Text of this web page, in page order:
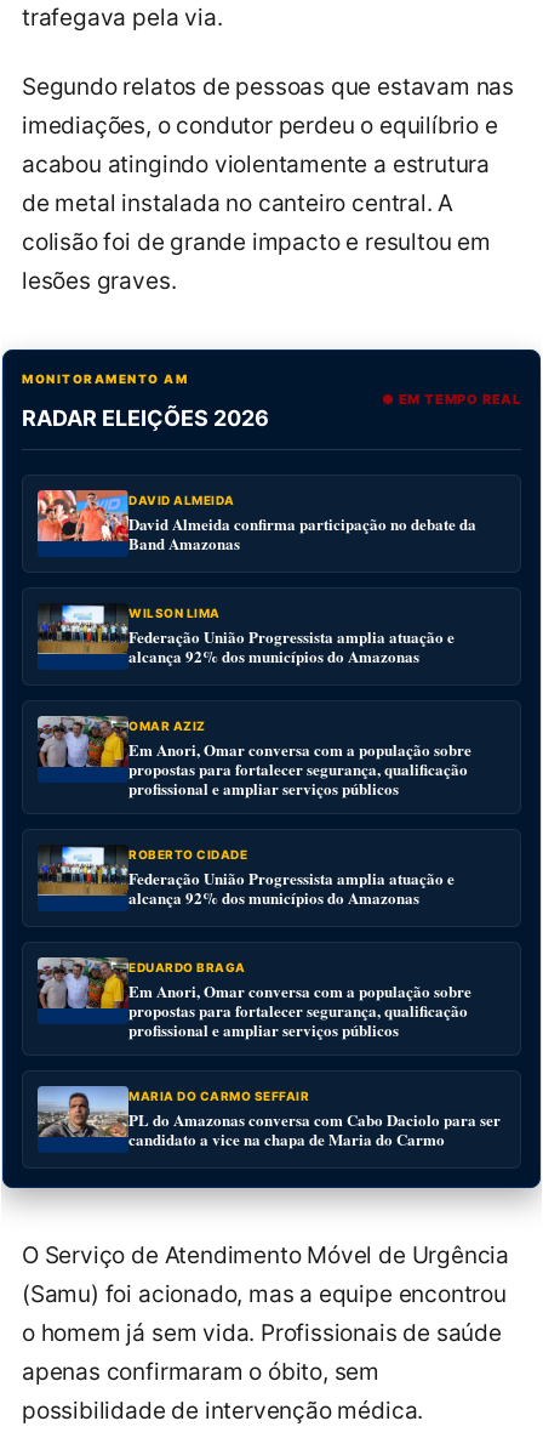
trafegava pela via.
Segundo relatos de pessoas que estavam nas
imediações, o condutor perdeu o equilíbrio e
acabou atingindo violentamente a estrutura
de metal instalada no canteiro central. A
colisão foi de grande impacto e resultou em
lesões graves.
MONITORAMENTO AM
RADAR ELEIÇÕES 2026
● EM TEMPO REAL
DAVID ALMEIDA
David Almeida confirma participação no debate da
Band Amazonas
WILSON LIMA
Federação União Progressista amplia atuação e
alcança 92% dos municípios do Amazonas
OMAR AZIZ
Em Anori, Omar conversa com a população sobre
propostas para fortalecer segurança, qualificação
profissional e ampliar serviços públicos
ROBERTO CIDADE
Federação União Progressista amplia atuação e
alcança 92% dos municípios do Amazonas
EDUARDO BRAGA
Em Anori, Omar conversa com a população sobre
propostas para fortalecer segurança, qualificação
profissional e ampliar serviços públicos
MARIA DO CARMO SEFFAIR
PL do Amazonas conversa com Cabo Daciolo para ser
candidato a vice na chapa de Maria do Carmo
O Serviço de Atendimento Móvel de Urgência
(Samu) foi acionado, mas a equipe encontrou
o homem já sem vida. Profissionais de saúde
apenas confirmaram o óbito, sem
possibilidade de intervenção médica.